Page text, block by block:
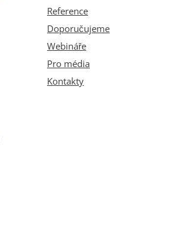
Reference
Doporučujeme
Webináře
Pro média
Kontakty